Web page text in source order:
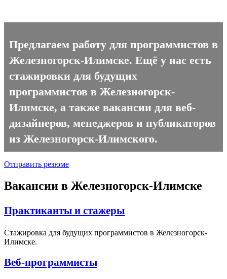
Предлагаем работу для программистов в
Железногорск-Илимске. Ещё у нас есть
стажировки для будущих
программистов в Железногорск-
Илимске, а также вакансии для веб-
дизайнеров, менеджеров и публикаторов
из Железногорск-Илимского.
Отправить резюме
Вакансии в Железногорск-Илимске
Практиканты и стажеры
Стажировка для будущих программистов в Железногорск-
Илимске.
Веб-программисты